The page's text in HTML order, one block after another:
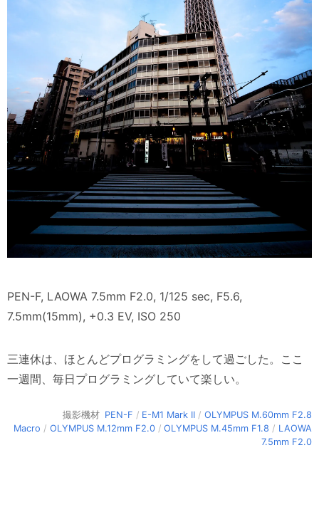
PEN-F, LAOWA 7.5mm F2.0, 1/125 sec, F5.6,
7.5mm(15mm), +0.3 EV, ISO 250
三連休は、ほとんどプログラミングをして過ごした。ここ
一週間、毎日プログラミングしていて楽しい。
撮影機材 PEN-F / E-M1 Mark II / OLYMPUS M.60mm F2.8
Macro / OLYMPUS M.12mm F2.0 / OLYMPUS M.45mm F1.8 / LAOWA
7.5mm F2.0